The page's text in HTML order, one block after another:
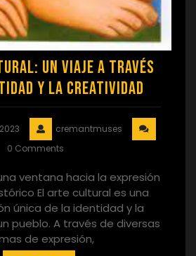
Un Viaje a Través
y la Creatividad
cremantmuses
0 Comments
ventana hacia la expresión
El arte cultural es una
única de la identidad y la
pueblo. A través de diversas
de expresión,